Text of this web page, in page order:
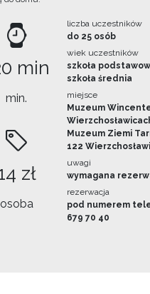
min
min.
zł
osoba
liczba uczestników
do 25 osób
wiek uczestników
szkoła
szkoła średnia
miejsce
Muzeum
Muzeum Ziemi
122
uwagi
wymagana
rezerwacja
pod numerem
679 70 40